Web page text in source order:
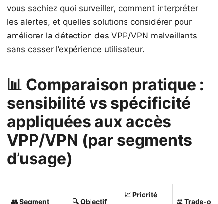
vous sachiez quoi surveiller, comment interpréter
les alertes, et quelles solutions considérer pour
améliorer la détection des VPP/VPN malveillants
sans casser l’expérience utilisateur.
📊 Comparaison pratique :
sensibilité vs spécificité
appliquées aux accès
VPP/VPN (par segments
d’usage)
👥 Segment 🔍 Objectif
📈 Priorité
⚖️ Trade-off